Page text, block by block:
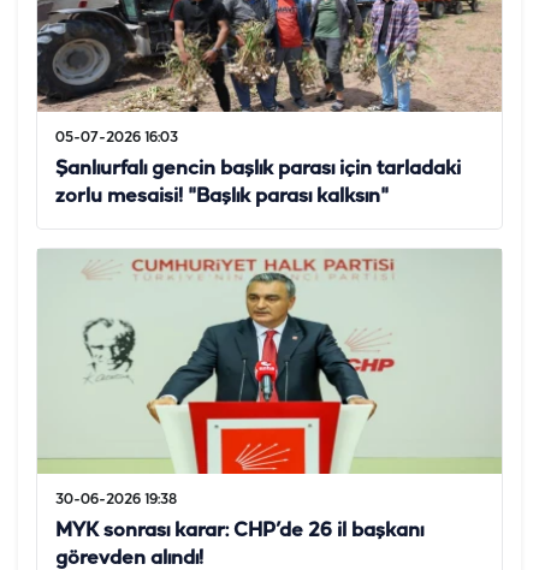
05-07-2026 16:03
Şanlıurfalı gencin başlık parası için tarladaki
zorlu mesaisi! "Başlık parası kalksın"
30-06-2026 19:38
MYK sonrası karar: CHP’de 26 il başkanı
görevden alındı!